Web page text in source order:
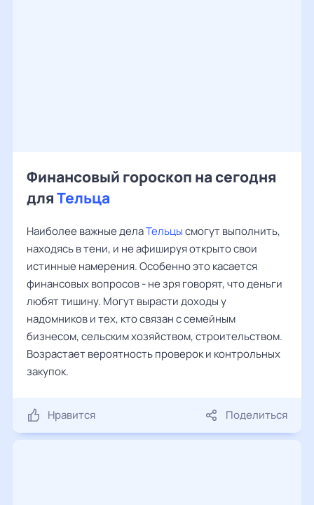
Финансовый гороскоп на сегодня
дляТельца
Наиболее важные делаТельцысмогут выполнить,
находясь в тени, и не афишируя открыто свои
истинные намерения. Особенно это касается
финансовых вопросов - не зря говорят, что деньги
любят тишину. Могут вырасти доходы у
надомников и тех, кто связан с семейным
бизнесом, сельским хозяйством, строительством.
Возрастает вероятность проверок и контрольных
закупок.
Нравится Поделиться